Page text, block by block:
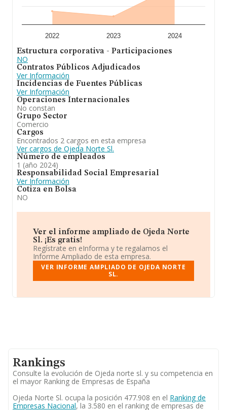
En definitiva,Ojeda Norte S.Lestá especializada en la
venta, distribución y comercialización al por menor y al
por mayor de toda clase de pintura, barnices,
complementos químicos, útiles, herramientas y
máquinas para su aplicación así como los servicios
provincia, la compañía ha experimentado una subida.
2022 2023 2024
Estructura corporativa - Participaciones
NO
Contratos Públicos Adjudicados
Ver Información
Incidencias de Fuentes Públicas
Ver Información
Operaciones Internacionales
No constan
Grupo Sector
Comercio
Cargos
Encontrados 2 cargos en esta empresa
Ver cargos de Ojeda Norte Sl.
Número de empleados
1 (año 2024)
Responsabilidad Social Empresarial
Ver Información
Cotiza en Bolsa
NO
Ver el informe ampliado de Ojeda Norte
Sl. ¡Es gratis!
Regístrate en eInforma y te regalamos el
Informe Ampliado de esta empresa.
VER INFORME AMPLIADO DE OJEDA NORTE
SL.
Rankings
Consulte la evolución de Ojeda norte sl. y su competencia en
el mayor Ranking de Empresas de España
Ojeda Norte Sl. ocupa la posición 477.908 en el Ranking de
Empresas Nacional, la 3.580 en el ranking de empresas de